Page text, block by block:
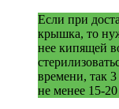
Если при
крышка, то
нее кипящей
времени, так
не менее 15-